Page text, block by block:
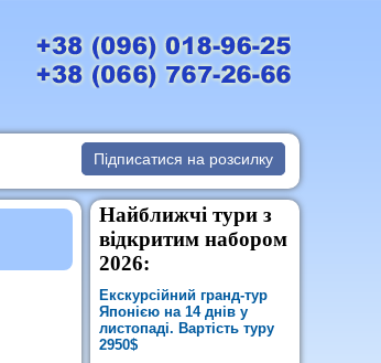
Підписатися на розсилку
Найближчі тури з
відкритим набором
2026:
Екскурсійний гранд-тур
Японією на 14 днів у
листопаді. Вартість туру
2950$